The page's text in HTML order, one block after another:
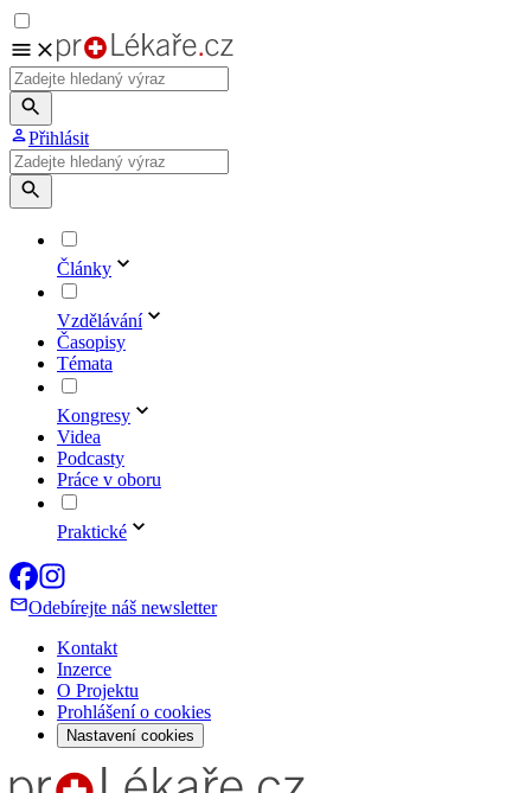
Přihlásit
Články
Vzdělávání
Časopisy
Témata
Kongresy
Videa
Podcasty
Práce v oboru
Praktické
Odebírejte náš newsletter
Kontakt
Inzerce
O Projektu
Prohlášení o cookies
Nastavení cookies